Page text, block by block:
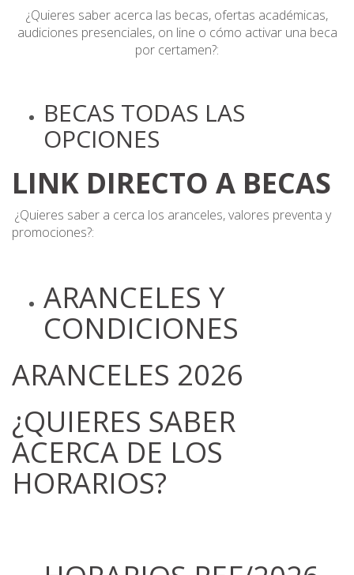
¿Quieres saber acerca las becas, ofertas académicas,
audiciones presenciales, on line o cómo activar una beca
por certamen?:
BECAS TODAS LAS
OPCIONES
LINK DIRECTO A BECAS
¿Quieres saber a cerca los aranceles, valores preventa y
promociones?:
ARANCELES Y
CONDICIONES
ARANCELES 2026
¿QUIERES SABER
ACERCA DE LOS
HORARIOS?